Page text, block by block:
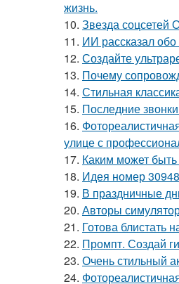
жизнь.
10. Звезда соцсетей
11. ИИ рассказал
12. Создайте
13. Почему
14. Стильная
15. Последние
16.
улице с
17. Каким может
18. Идея номер
19. В праздничные
20. Авторы
21. Готова блистать
22. Промпт. Создай
23. Очень стильный
24.